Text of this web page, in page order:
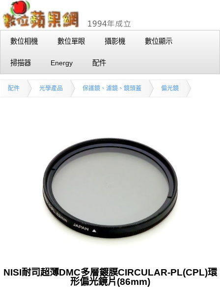
數位相機 數位單眼 攝影機 數位顯示
掃描器 Energy 配件
配件 光學產品 保護鏡、濾鏡、鏡頭蓋 偏光鏡
NISI耐司超薄DMC多層鍍膜CIRCULAR-PL(CPL)環
形偏光鏡片(86mm)